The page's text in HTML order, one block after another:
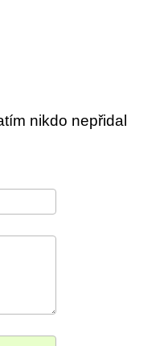
nikdo nepřidal